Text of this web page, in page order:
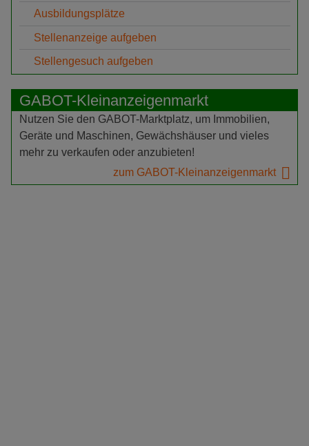
Ausbildungsplätze
Stellenanzeige aufgeben
Stellengesuch aufgeben
GABOT-Kleinanzeigenmarkt
Nutzen Sie den GABOT-Marktplatz, um Immobilien,
Geräte und Maschinen, Gewächshäuser und vieles
mehr zu verkaufen oder anzubieten!
zum GABOT-Kleinanzeigenmarkt